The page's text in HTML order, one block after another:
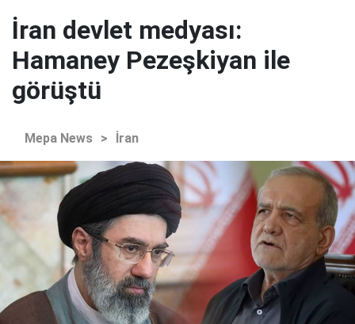
İran devlet medyası:
Hamaney Pezeşkiyan ile
görüştü
Mepa News > İran